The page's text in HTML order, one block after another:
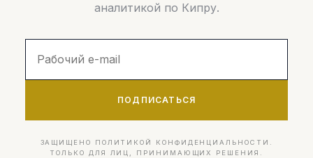
аналитикой по Кипру.
ПОДПИСАТЬСЯ
ЗАЩИЩЕНО ПОЛИТИКОЙ КОНФИДЕНЦИАЛЬНОСТИ.
ТОЛЬКО ДЛЯ ЛИЦ, ПРИНИМАЮЩИХ РЕШЕНИЯ.